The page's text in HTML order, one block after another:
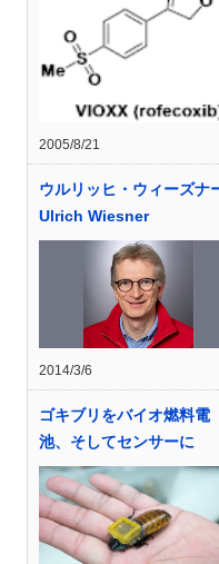
2005/8/21
ウルリッヒ・ウィーズナ
Ulrich Wiesner
2014/3/6
ゴキブリをバイオ燃料電
池、そしてセンサーに